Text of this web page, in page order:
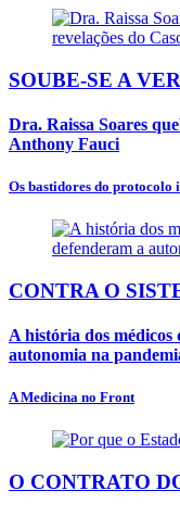
SOUBE-SE A
Dra. Raissa Soares
Anthony Fauci
Os bastidores do protocolo
CONTRA O
A história dos médicos
autonomia na
A Medicina no Front
O CONTRATO